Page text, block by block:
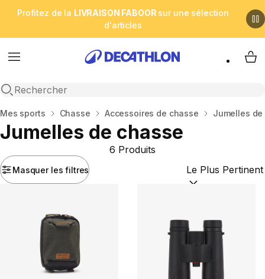
Profitez de la LIVRAISON FABOOR sur une sélection
d'articles
Menu
Open search
My
Accueil
Mes sports Chasse Accessoires de chasse Jumelles
Jumelles de chasse
Masquer les filtres
6 Produits
Trier par :